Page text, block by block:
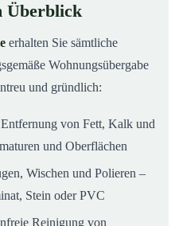
Überblick
erhalten Sie sämtliche
Wohnungsübergabe
und gründlich:
Entfernung von Fett, Kalk und
und Oberflächen
Wischen und Polieren –
Stein oder PVC
Reinigung von